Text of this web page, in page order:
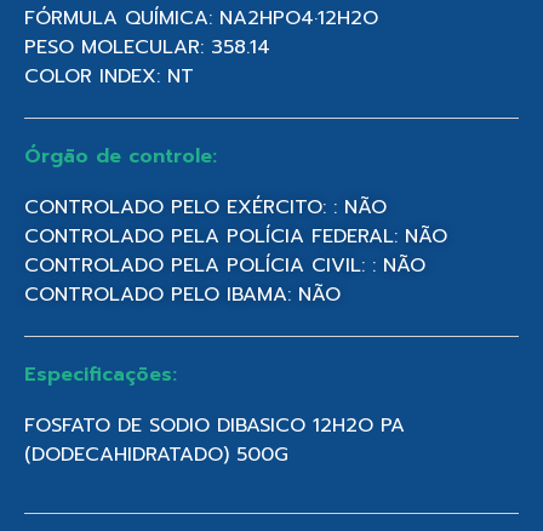
FÓRMULA QUÍMICA: NA2HPO4·12H2O
PESO MOLECULAR: 358.14
COLOR INDEX: NT
Órgão de controle:
CONTROLADO PELO EXÉRCITO: : NÃO
CONTROLADO PELA POLÍCIA FEDERAL: NÃO
CONTROLADO PELA POLÍCIA CIVIL: : NÃO
CONTROLADO PELO IBAMA: NÃO
Especificações:
FOSFATO DE SODIO DIBASICO 12H2O PA
(DODECAHIDRATADO) 500G